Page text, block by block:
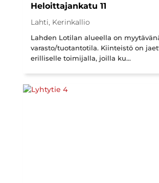
Heloittajankatu 11
Lahti, Kerinkallio
Lahden Lotilan alueella on
varasto/tuotantotila. Kiinteistö on
erilliselle toimijalla, joilla ku...